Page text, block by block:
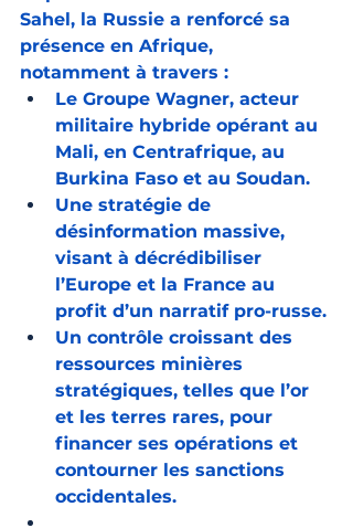
Sahel, la Russie a renforcé sa
présence en Afrique,
notamment à travers :
Le Groupe Wagner, acteur
militaire hybride opérant au
Mali, en Centrafrique, au
Burkina Faso et au Soudan.
Une stratégie de
désinformation massive,
visant à décrédibiliser
l’Europe et la France au
profit d’un narratif pro-russe.
Un contrôle croissant des
ressources minières
stratégiques, telles que l’or
et les terres rares, pour
financer ses opérations et
contourner les sanctions
occidentales.